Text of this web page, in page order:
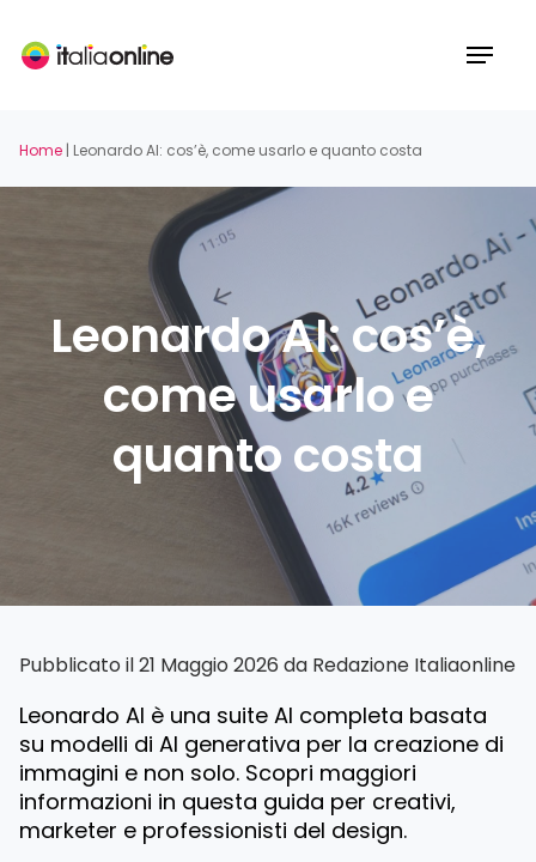
main
Menu
Home | Leonardo AI: cos’è, come usarlo e quanto costa
Leonardo AI: cos’è,
come usarlo e
quanto costa
Pubblicato il 21 Maggio 2026 da Redazione Italiaonline
Leonardo AI è una suite AI completa basata
su modelli di AI generativa per la creazione di
immagini e non solo. Scopri maggiori
informazioni in questa guida per creativi,
marketer e professionisti del design.